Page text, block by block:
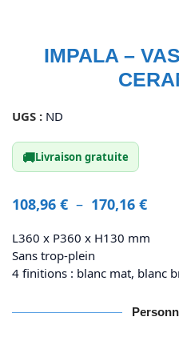
IMPALA –
UGS : ND
🚚Livraison gratuite
108,96 € – 170,16 €
L360 x P360 x H130 mm
Sans trop-plein
4 finitions : blanc mat, blanc